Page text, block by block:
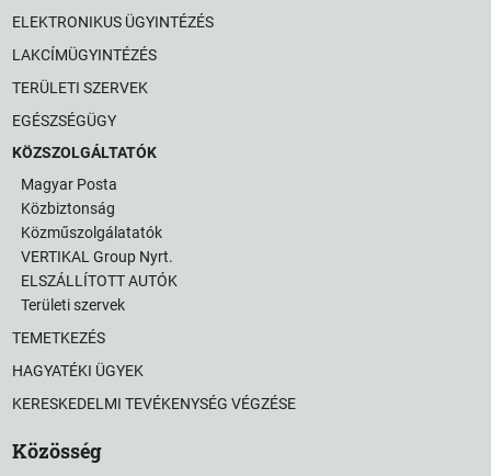
ELEKTRONIKUS ÜGYINTÉZÉS
LAKCÍMÜGYINTÉZÉS
TERÜLETI SZERVEK
EGÉSZSÉGÜGY
KÖZSZOLGÁLTATÓK
Magyar Posta
Közbiztonság
Közműszolgálatatók
VERTIKAL Group Nyrt.
ELSZÁLLÍTOTT AUTÓK
Területi szervek
TEMETKEZÉS
HAGYATÉKI ÜGYEK
KERESKEDELMI TEVÉKENYSÉG VÉGZÉSE
Közösség